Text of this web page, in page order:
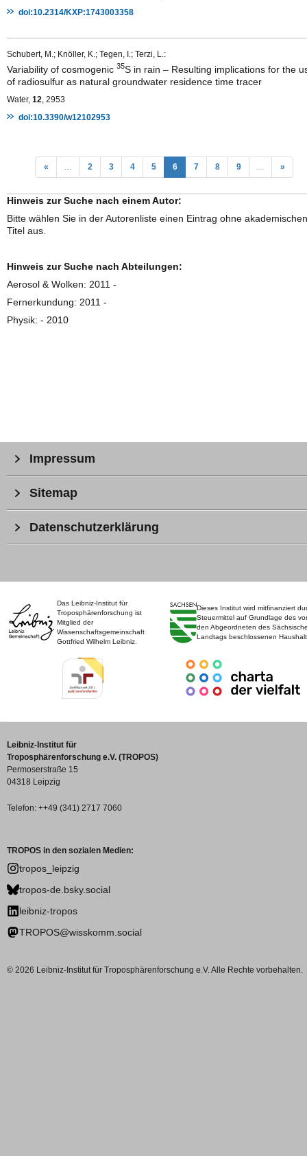
doi:10.2314/KXP:1743003358
Schubert, M.; Knöller, K.; Tegen, I.; Terzi, L.:
Variability of cosmogenic 35S in rain – Resulting implications for the
of radiosulfur as natural groundwater residence time tracer
Water, 12 , 2953
doi:10.3390/w12102953
« 2 3 4 5 6 7 8 9 »
Hinweis zur Suche nach einem Autor:
Bitte wählen Sie in der Autorenliste einen Eintrag ohne akademischen
Titel aus.
Hinweis zur Suche nach Abteilungen:
Aerosol & Wolken: 2011 -
Fernerkundung: 2011 -
Physik: - 2010
Das Leibniz-Institut für
Troposphärenforschung ist
Mitglied der
Wissenschaftsgemeinschaft
Gottfried Wilhelm Leibniz.
Dieses Institut wird mitfinanziert
Steuermittel auf Grundlage des
den Abgeordneten des
Landtags beschlossenen
Impressum
Sitemap
Datenschutzerklärung
Leibniz-Institut für
Troposphärenforschung e.V. (TROPOS)
Permoserstraße 15
04318 Leipzig
Telefon: ++49 (341) 2717 7060
TROPOS in den sozialen Medien:
tropos_leipzig
tropos-de.bsky.social
leibniz-tropos
TROPOS@wisskomm.social
© 2026 Leibniz-Institut für Troposphärenforschung e.V. Alle Rechte vorbehalten.